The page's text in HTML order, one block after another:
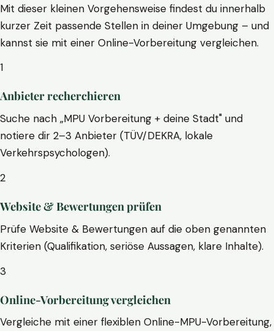
Mit dieser kleinen Vorgehensweise findest du innerhalb
kurzer Zeit passende Stellen in deiner Umgebung – und
kannst sie mit einer Online-Vorbereitung vergleichen.
1
Anbieter recherchieren
Suche nach „MPU Vorbereitung + deine Stadt" und
notiere dir 2–3 Anbieter (TÜV/DEKRA, lokale
Verkehrspsychologen).
2
Website & Bewertungen prüfen
Prüfe Website & Bewertungen auf die oben genannten
Kriterien (Qualifikation, seriöse Aussagen, klare Inhalte).
3
Online-Vorbereitung vergleichen
Vergleiche mit einer flexiblen Online-MPU-Vorbereitung,